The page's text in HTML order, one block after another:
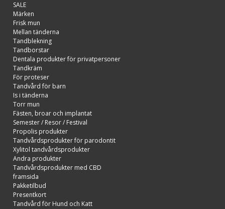
SALE
Märken
Frisk mun
Mellan tänderna
Tandblekning
Tandborstar
Dentala produkter för privatpersoner
Tandkräm
För proteser
Tandvård för barn
Is i tänderna
Torr mun
Fästen, broar och implantat
Semester / Resor / Festival
Propolis produkter
Tandvårdsprodukter för parodontit
Xylitol tandvårdsprodukter
Andra produkter
Tandvårdsprodukter med CBD
framsida
Pakketilbud
Presentkort
Tandvård för Hund och Katt